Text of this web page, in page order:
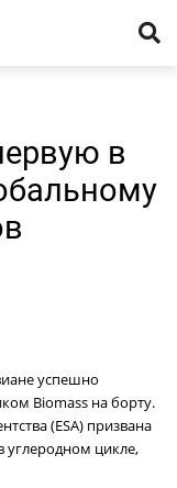
в
успешно
Biomass на борту.
(ESA) призвана
углеродном цикле,